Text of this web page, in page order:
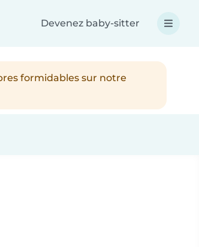
Devenez baby-sitter
formidables sur notre